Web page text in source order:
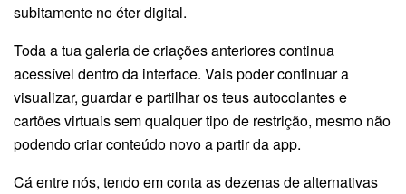
subitamente no éter digital.
Toda a tua galeria de criações anteriores continua
acessível dentro da interface. Vais poder continuar a
visualizar, guardar e partilhar os teus autocolantes e
cartões virtuais sem qualquer tipo de restrição, mesmo não
podendo criar conteúdo novo a partir da app.
Cá entre nós, tendo em conta as dezenas de alternativas